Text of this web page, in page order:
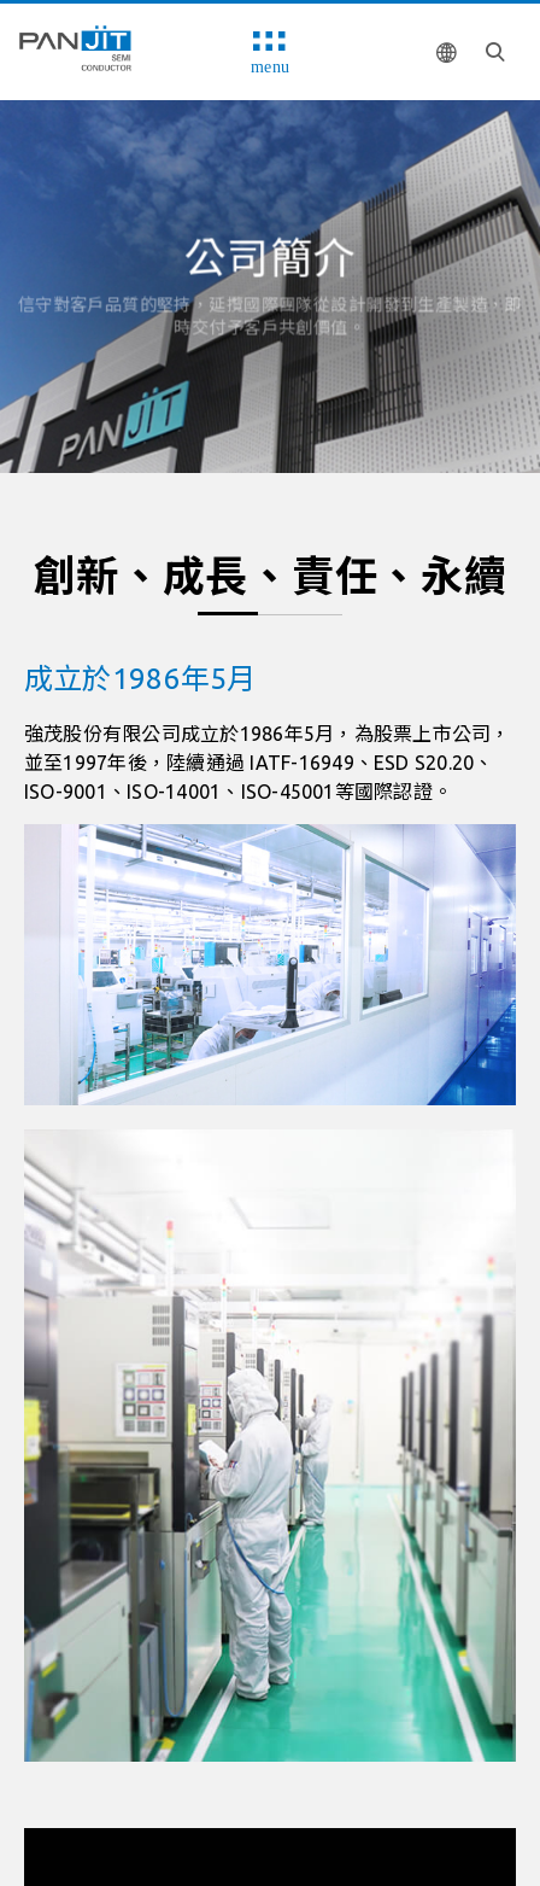
menu
公司簡介
信守對客戶品質的堅持，延攬國際團隊從設計開發到生產製造，即
時交付予客戶共創價值。
創新、成長、責任、永續
成立於1986年5月
強茂股份有限公司成立於1986年5月，為股票上市公司，
並至1997年後，陸續通過 IATF-16949、ESD S20.20、
ISO-9001、ISO-14001、ISO-45001等國際認證。